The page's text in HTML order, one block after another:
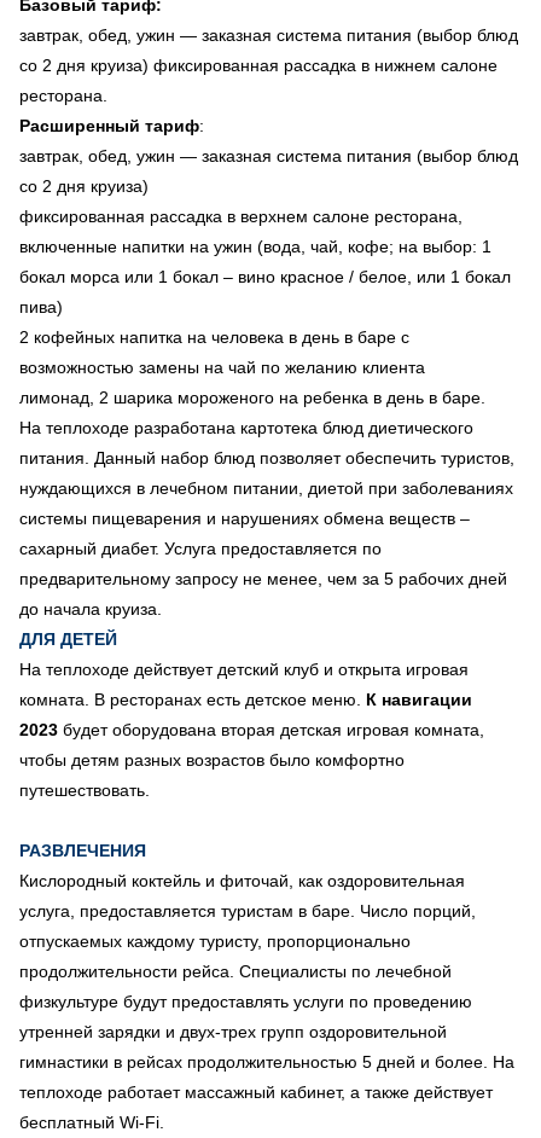
Базовый тариф:
завтрак, обед, ужин — заказная система питания (выбор блюд
со 2 дня круиза) фиксированная рассадка в нижнем салоне
ресторана.
Расширенный тариф:
завтрак, обед, ужин — заказная система питания (выбор блюд
со 2 дня круиза)
фиксированная рассадка в верхнем салоне ресторана,
включенные напитки на ужин (вода, чай, кофе; на выбор: 1
бокал морса или 1 бокал – вино красное / белое, или 1 бокал
пива)
2 кофейных напитка на человека в день в баре с
возможностью замены на чай по желанию клиента
лимонад, 2 шарика мороженого на ребенка в день в баре.
На теплоходе разработана картотека блюд диетического
питания. Данный набор блюд позволяет обеспечить туристов,
нуждающихся в лечебном питании, диетой при заболеваниях
системы пищеварения и нарушениях обмена веществ –
сахарный диабет. Услуга предоставляется по
предварительному запросу не менее, чем за 5 рабочих дней
до начала круиза.
ДЛЯ ДЕТЕЙ
На теплоходе действует детский клуб и открыта игровая
комната. В ресторанах есть детское меню. К навигации
2023 будет оборудована вторая детская игровая комната,
чтобы детям разных возрастов было комфортно
путешествовать.
РАЗВЛЕЧЕНИЯ
Кислородный коктейль и фиточай, как оздоровительная
услуга, предоставляется туристам в баре. Число порций,
отпускаемых каждому туристу, пропорционально
продолжительности рейса. Специалисты по лечебной
физкультуре будут предоставлять услуги по проведению
утренней зарядки и двух-трех групп оздоровительной
гимнастики в рейсах продолжительностью 5 дней и более. На
теплоходе работает массажный кабинет, а также действует
бесплатный Wi-Fi.